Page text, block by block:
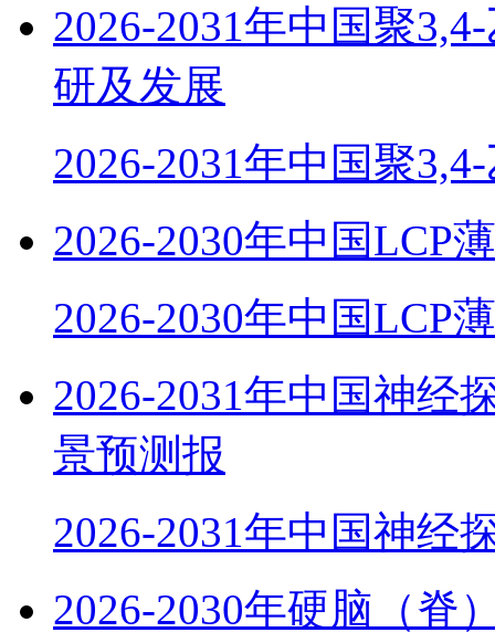
2026-2031年中国聚
研及发展
2026-2031年中国聚
2026-2030年中国LCP
2026-2030年中国LCP
2026-2031年中国神经
景预测报
2026-2031年中国神经
2026-2030年硬脑（脊